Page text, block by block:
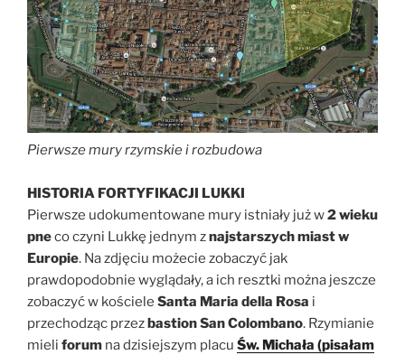
Pierwsze mury rzymskie i rozbudowa
HISTORIA FORTYFIKACJI LUKKI
Pierwsze udokumentowane mury istniały już w2 wieku
pneco czyni Lukkę jednym znajstarszych miast w
Europie. Na zdjęciu możecie zobaczyć jak
prawdopodobnie wyglądały, a ich resztki można jeszcze
zobaczyć w kościele Santa Maria della Rosa i
przechodząc przez bastion San Colombano. Rzymianie
mieli forum na dzisiejszym placu Św. Michała (pisałam